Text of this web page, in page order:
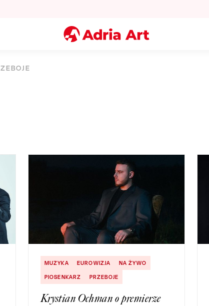
MUZYKA EUROWIZJA
NA ŻYWO
PIOSENKARZ
PRZEBOJE
Krystian Ochman o premierze